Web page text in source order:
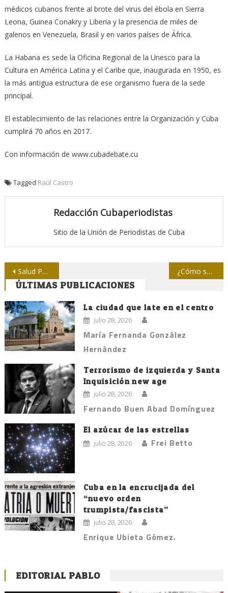
médicos cubanos frente al brote del virus del ébola en Sierra
Leona, Guinea Conakry y Liberia y la presencia de miles de
galenos en Venezuela, Brasil y en varios países de África.
La Habana es sede la Oficina Regional de la Unesco para la
Cultura en América Latina y el Caribe que, inaugurada en 1950, es
la más antigua estructura de ese organismo fuera de la sede
principal.
El establecimiento de las relaciones entre la Organización y Cuba
cumplirá 70 años en 2017.
Con información de www.cubadebate.cu
Tagged Raúl Castro
Redacción Cubaperiodistas
Sitio de la Unión de Periodistas de Cuba
Navegación
de
entradas
Salud Pública informa sobre los virus Zika, chikungunya y dengue ¿Cómo se deciden los premios periodísticos José Martí y Juan Gualberto Gómez?
ÚLTIMAS PUBLICACIONES
La ciudad que late en el centro
julio 28, 2026
María Fernanda González
Hernández
Terrorismo de izquierda y Santa
Inquisición new age
julio 28, 2026
Fernando Buen Abad Domínguez
El azúcar de las estrellas
julio 28, 2026 Frei Betto
Cuba en la encrucijada del
“nuevo orden
trumpista/fascista”
julio 28, 2026
Enrique Ubieta Gómez.
EDITORIAL PABLO